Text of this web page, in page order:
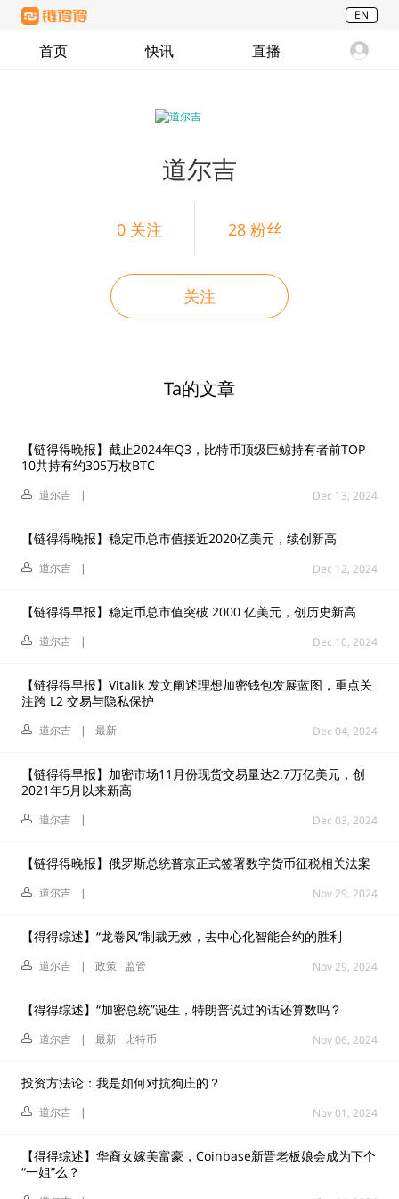
EN
首页 快讯 直播
道尔吉
0关注 28 粉丝
关注
Ta的文章
【链得得晚报】截止2024年Q3，比特币顶级巨鲸持有者前TOP
10共持有约305万枚BTC
道尔吉 | Dec 13, 2024
【链得得晚报】稳定币总市值接近2020亿美元，续创新高
道尔吉 | Dec 12, 2024
【链得得早报】稳定币总市值突破 2000 亿美元，创历史新高
道尔吉 | Dec 10, 2024
【链得得早报】Vitalik 发文阐述理想加密钱包发展蓝图，重点关
注跨 L2 交易与隐私保护
道尔吉 | 最新 Dec 04, 2024
【链得得早报】加密市场11月份现货交易量达2.7万亿美元，创
2021年5月以来新高
道尔吉 | Dec 03, 2024
【链得得晚报】俄罗斯总统普京正式签署数字货币征税相关法案
道尔吉 | Nov 29, 2024
【得得综述】“龙卷风”制裁无效，去中心化智能合约的胜利
道尔吉 | 政策 监管 Nov 29, 2024
【得得综述】“加密总统”诞生，特朗普说过的话还算数吗？
道尔吉 | 最新 比特币 Nov 06, 2024
投资方法论：我是如何对抗狗庄的？
道尔吉 | Nov 01, 2024
【得得综述】华裔女嫁美富豪，Coinbase新晋老板娘会成为下个
“一姐”么？